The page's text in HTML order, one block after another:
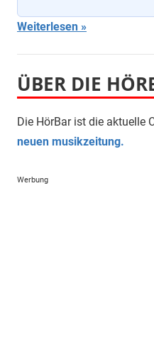
Weiterlesen
ÜBER DIE
Die HörBar ist die aktuelle
neuen musikzeitung.
Werbung